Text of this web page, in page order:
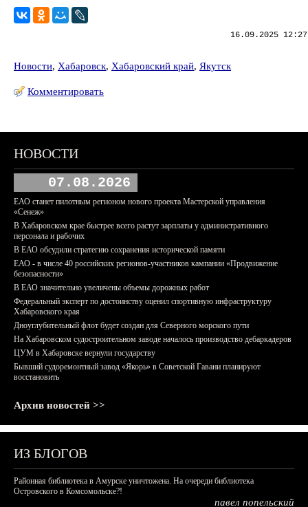
16.09.2025
Новости, Хабаровск, Хабаровский край, Якутск
Комментировать
НОВОСТИ
07.08.2026
ЕАО станет пилотным регионом нового проекта Мастерской управления
«Сенеж»
В Хабаровском крае быстрее всего растут зарплаты у административного
персонала и рабочих
В ЕАО обсудили стратегию сохранения исторической памяти
ЕАО - в числе 40 российских регионов-участников кампании «Продвижение
безопасности»
В ЕАО значительно увеличены объемы дорожных работ
Федеральный эксперт по достоинству оценил спортивную инфраструктуру
Хабаровского края
Дноуглубительный флот будет создан для Северного морского пути
На Хабаровском судостроительном заводе началось производство дебаркадеров
ЦУМ в Хабаровске вернули государству
Бывший судоремонтный завод «Якорь» в Советской Гавани планируют
восстановить
Архив новостей >>
ИЗ БЛОГОВ
Районная библиотека в Амурске уничтожена. На очереди библиотека
Островского в Комсомольске?!
павел попельский